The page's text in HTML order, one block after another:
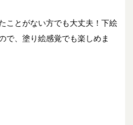
ことがない方でも大丈夫！下絵
で、塗り絵感覚でも楽しめま